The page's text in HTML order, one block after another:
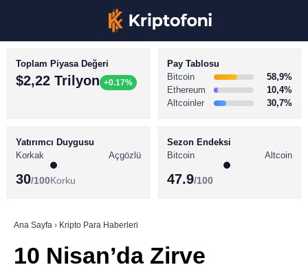
BİTCOİN HABERLERİ
ALTCOİN HABERLERİ
SÖZLÜK
Toplam Piyasa Değeri
$2,22 Trilyon +0.17%
Pay Tablosu
Bitcoin
58,9%
Ethereum
10,4%
Altcoinler
30,7%
Yatırımcı Duygusu
Korkak
Açgözlü
30/100Korku
Sezon Endeksi
Bitcoin
Altcoin
47.9/100
Ana Sayfa › Kripto Para Haberleri
10 Nisan’da Zirve